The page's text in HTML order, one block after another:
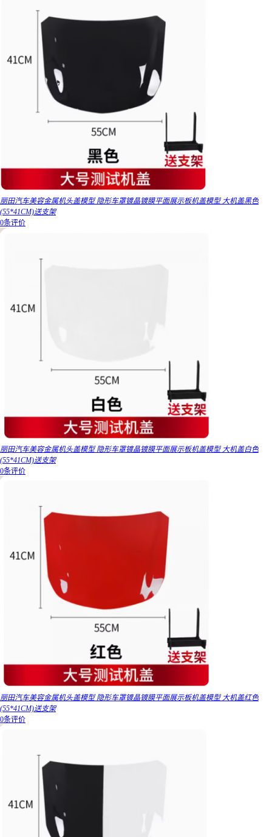
丽田汽车美容金属机头盖模型 隐形车罩镀晶镀膜平面展示板机盖模型 大机盖黑色
(55*41CM)送支架
0条评价
丽田汽车美容金属机头盖模型 隐形车罩镀晶镀膜平面展示板机盖模型 大机盖白色
(55*41CM)送支架
0条评价
丽田汽车美容金属机头盖模型 隐形车罩镀晶镀膜平面展示板机盖模型 大机盖红色
(55*41CM)送支架
0条评价